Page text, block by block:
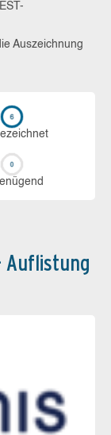
Auszeichnung